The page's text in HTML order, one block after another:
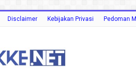
Disclaimer Kebijakan Privasi Pedoman